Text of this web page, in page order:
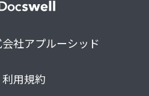
社アプルーシッド
利用規約